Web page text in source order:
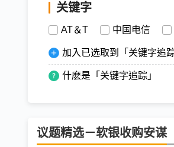
关键字
AT＆T 中国电信
加入已选取到「关键字追踪
什麽是「关键字追踪」
议题精选－软银收购安谋